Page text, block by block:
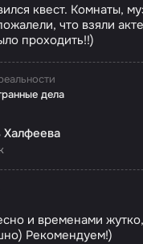
квест. Комнаты,
что взяли
проходить!!)
дела
Халфеева
и временами
Рекомендуем!)